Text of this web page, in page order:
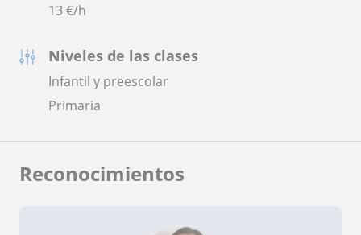
13 €/h
Niveles de las clases
Infantil y preescolar
Primaria
Reconocimientos